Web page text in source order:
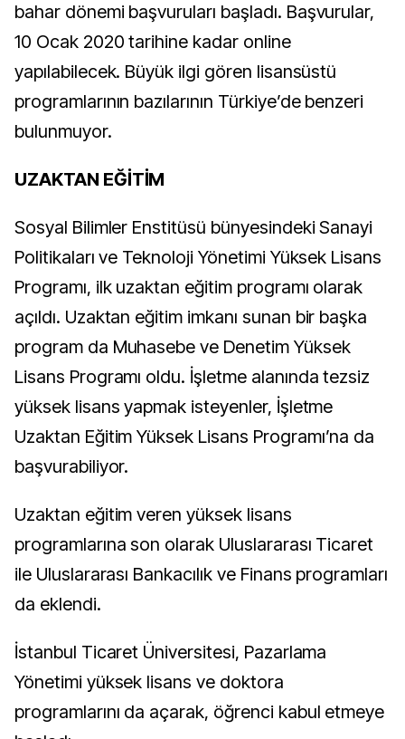
bahar dönemi başvuruları başladı. Başvurular,
10 Ocak 2020 tarihine kadar online
yapılabilecek. Büyük ilgi gören lisansüstü
programlarının bazılarının Türkiye’de benzeri
bulunmuyor.
UZAKTAN EĞİTİM
Sosyal Bilimler Enstitüsü bünyesindeki Sanayi
Politikaları ve Teknoloji Yönetimi Yüksek Lisans
Programı, ilk uzaktan eğitim programı olarak
açıldı. Uzaktan eğitim imkanı sunan bir başka
program da Muhasebe ve Denetim Yüksek
Lisans Programı oldu. İşletme alanında tezsiz
yüksek lisans yapmak isteyenler, İşletme
Uzaktan Eğitim Yüksek Lisans Programı’na da
başvurabiliyor.
Uzaktan eğitim veren yüksek lisans
programlarına son olarak Uluslararası Ticaret
ile Uluslararası Bankacılık ve Finans programları
da eklendi.
İstanbul Ticaret Üniversitesi, Pazarlama
Yönetimi yüksek lisans ve doktora
programlarını da açarak, öğrenci kabul etmeye